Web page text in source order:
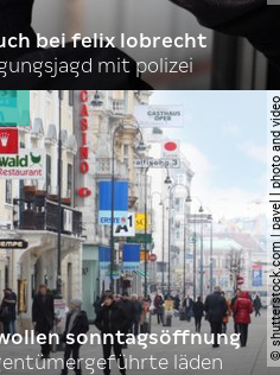
bei felix lobrecht
mit polizei
©
sonntagsöffnung
läden